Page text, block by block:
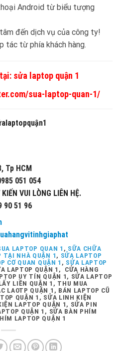
Android từ biểu tượng
đến dịch vụ của công ty!
tác từ phía khách hàng.
sửa laptop quận 1
sua-laptop-quan-1/
Tp HCM
051 054
VUI LÒNG LIÊN HỆ.
90 51 96
LAPTOP QUAN 1 , SỮA CHỮA
TẠI NHÀ QUẬN 1, SỬA LAPTOP
CƠ QUAN QUẬN 1 , SỬA LAPTOP
LAPTOP QUẬN 1, CỬA HÀNG
UY TÍN QUẬN 1, SỬA LAPTOP
LIỀN QUẬN 1, THU MUA
LAOTP QUẬN 1, BÁN LAPTOP CŨ
QUẬN 1, SỬA LINH KIỆN
LAPTOP QUẬN 1, SỬA PIN
QUẬN 1, SỬA BÀN PHÍM
LAPTOP QUẬN 1